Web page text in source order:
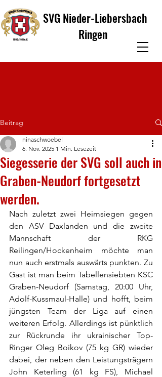
SVG Nieder-Liebersbach
Ringen
Beitrag
Siegesserie der SVG soll auch in
Graben-Neudorf fortgesetzt
werden.
ninaschwoebel
6. Nov. 2025 1 Min. Lesezeit
Nach zuletzt zwei Heimsiegen gegen
den ASV Daxlanden und die zweite
Mannschaft der RKG
Reilingen/Hockenheim möchte man
nun auch erstmals auswärts punkten. Zu
Gast ist man beim Tabellensiebten KSC
Graben-Neudorf (Samstag, 20:00 Uhr,
Adolf-Kussmaul-Halle) und hofft, beim
jüngsten Team der Liga auf einen
weiteren Erfolg. Allerdings ist pünktlich
zur Rückrunde ihr ukrainischer Top-
Ringer Oleg Boikov (75 kg GR) wieder
dabei, der neben den Leistungsträgern
John Keterling (61 kg FS), Michael